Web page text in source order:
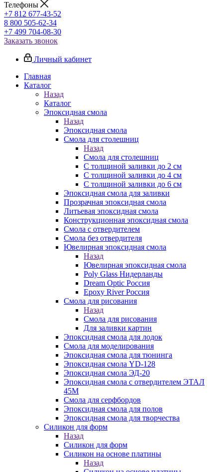
Телефоны
+7 812 677-43-52
8 800 505-62-34
+7 499 704-08-30
Заказать звонок
Личный кабинет
Главная
Каталог
Назад
Каталог
Эпоксидная смола
Назад
Эпоксидная смола
Смола для столешниц
Назад
Смола для столешниц
С толщиной заливки до 2 см
С толщиной заливки до 4 см
С толщиной заливки до 6 см
Эпоксидная смола для заливки
Прозрачная эпоксидная смола
Литьевая эпоксидная смола
Конструкционная эпоксидная смола
Смола с отвердителем
Смола без отвердителя
Ювелирная эпоксидная смола
Назад
Ювелирная эпоксидная смола
Poly Glass Нидерланды
Dream Optic Россия
Epoxy River Россия
Смола для рисования
Назад
Смола для рисования
Для заливки картин
Эпоксидная смола для лодок
Смола для моделирования
Эпоксидная смола для тюнинга
Эпоксидная смола YD-128
Эпоксидная смола ЭД-20
Эпоксидная смола с отвердителем ЭТАЛ
45М
Смола для серфбордов
Эпоксидная смола для полов
Эпоксидная смола для творчества
Силикон для форм
Назад
Силикон для форм
Силикон на основе платины
Назад